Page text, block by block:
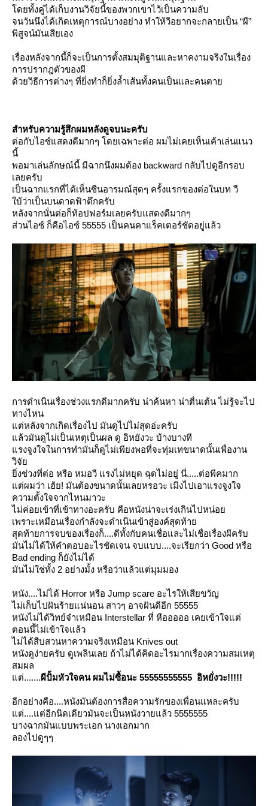
ดยทั้งคู่ได้เก็บงานวิจัยนี้ของพวกเขาไว้เป็นความลับ
จนวันนึงได้เกิดเหตุการณ์บางอย่าง ทำให้วีอยากจะกลายเป็น “ผี”
พิสูจน์มันเสียเอง
เรื่องหลังจากนี้ก็จะเป็นการตั้งสมมุติฐานและหาคงามจริงในเรื่อง
การปรากฎตัวของผี
ด้วยวิธีการต่างๆ ที่ยิ่งทำก็ยิ่งล้ำเส้นทั้งคนเป็นและคนตา
สำหรับความรู้สึกผมหลังดูจบนะครับ
ต่อกับไอซ์แสดงดีมากๆ โดยเฉพาะต่อ ผมไม่เคยเห็นเค้าเล่นแนว
นี้
พอมาเล่นลักษณ์นี้ มีฉากนึงผมต้อง backward กลับไปดูอีกรอบ
เลยครับ
เป็นฉากแรกที่ได้เห็นซีนอารมณ์สุดๆ ครั้งแรกของต่อในบท วี
บ้ว่าเป็นบนดาดฟ้าตึกครับ
หลังจากนั่นต่อก็ท้อปฟอร์มเลยครับแสดงดีมากๆ
ส่วนไอซ์ ก็คือไอซ์ 55555 เป็นคนคาแร็คเตอร์ชัดอยู่แล้ว
การดำเนินเรื่องช่วงแรกดีมากครับ น่าค้นหา น่าตื่นเต้น ไม่รู้จะไป
ทางไหน
ต่หลังจากเกิดเรื่องไป มันดูไปไม่สุดอ่ะครับ
ล้วมันดูไม่เป็นเหตุเป็นผล ดู อิหยังวะ บ้างบางที
รงจูงใจในการทำมันก็ดูไม่เพียงพอที่จะทุ่มเทขนาดนั้นเพื่องาน
วิจั
ิ่งช่วงที่ต่อ หรือ หมอวี แรงไม่หยุด ฉุดไม่อยู่ นี่.....ต่อพีคมาก
ต่ผมว่า เฮ้ย! มันต้องขนาดนั้นเลยหรอวะ เมิงไปเอาแรงจูงใจ
ความตั้งใจจากไหนมาวะ
ไม่ค่อยเข้าที่เข้าทางอะครับ คือหนังน่าจะเร่งเกินไปหน่อ
เพราะเหมือนเรื่องกำลังจะดำเนินเข้าสู่องค์สุดท้า
สุดท้ายการจบของเรื่องก็....ดีทั้งกับคนเชื่อและไม่เชื่อเรื่องผีครับ
มันไม่ได้ให้คำตอบอะไรชัดเจน จบแบบ....จะเรียกว่า Good หรือ
Bad ending ก็ยังไม่ได้
มันไม่ใช่ทั้ง 2 อย่างมั้ง หรือว่าแล้วแต่มุมมอง
หนัง....ไม่ได้ Horror หรือ Jump scare อะไรให้เสียขวัญ
ไม่เก็บไปฝันร้ายแน่นอน สาวๆ อาจฝันดีอีก 55555
หนังไม่ได้วิทย์จ๋าเหมือน Interstellar ที่ หือออออ เคยเข้าใจแต่
ตอนนี้ไม่เข้าใจแล้ว
ไม่ได้สืบสวนหาความจริงเหมือน Knives out
หนังดูง่ายครับ ดูเพลินเลย ถ้าไม่ได้คิดอะไรมากเรื่องความสมเหตุ
สมผล
ต่.......ผีปั้มหัวใจคน ผมไม่ซื้อนะ 55555555555 อิหยั่งวะ!!!!!
อีกอย่างคือ....หนังมันต้องการสื่อความรักของเพื่อนแหละครับ
ต่....แต่อีกนิดเดียวมันจะเป็นหนังวายแล้ว 5555555
บางฉากมันแบบพระเอก นางเอกมาก
ลองไปดูๆๆ